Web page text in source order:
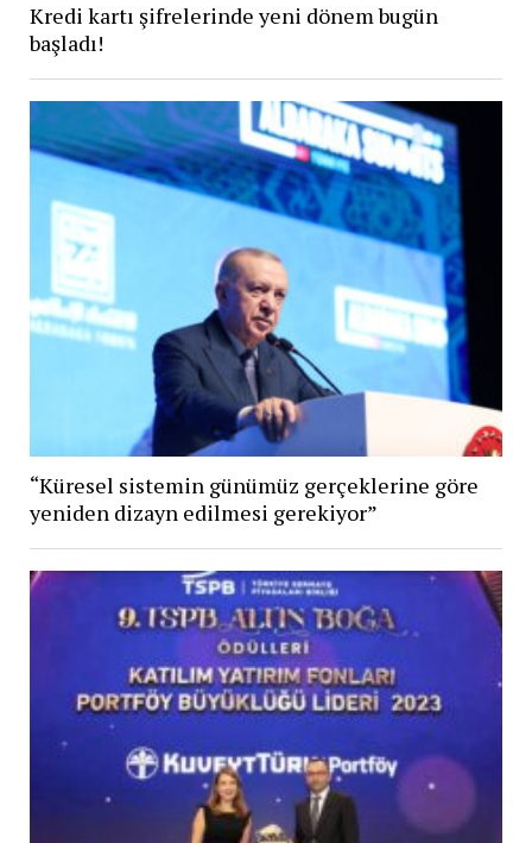
Kredi kartı şifrelerinde yeni dönem bugün
başladı!
“Küresel sistemin günümüz gerçeklerine göre
yeniden dizayn edilmesi gerekiyor”